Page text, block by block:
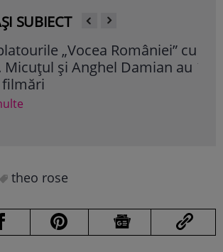
SUBIECT
„Vocea României” cu
Micuțul și Anghel Damian au
theo rose